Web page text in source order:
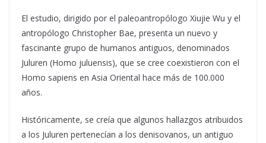
El estudio, dirigido por el paleoantropólogo Xiujie Wu y el
antropólogo Christopher Bae, presenta un nuevo y
fascinante grupo de humanos antiguos, denominados
Juluren (Homo juluensis), que se cree coexistieron con el
Homo sapiens en Asia Oriental hace más de 100.000
años.
Históricamente, se creía que algunos hallazgos atribuidos
a los Juluren pertenecían a los denisovanos, un antiguo